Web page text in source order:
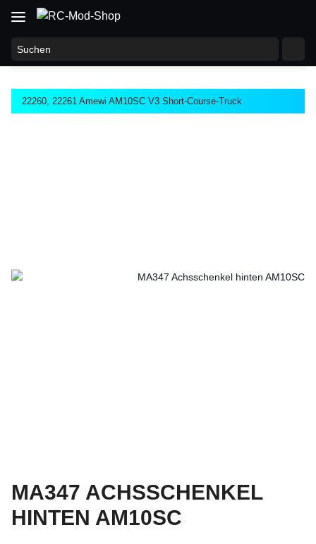
22260, 22261 Amewi AM10SC V3 Short-Course-Truck
MA347 ACHSSCHENKEL
HINTEN AM10SC